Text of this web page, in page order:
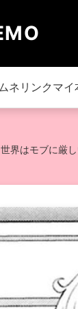
ネリンク マイ
界はモブに厳